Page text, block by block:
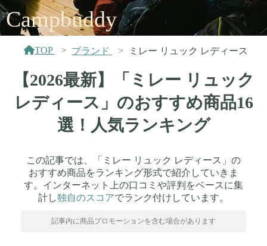
Campbuddy
TOP ブランド ミレー リュック レディース
【2026最新】「ミレー リュック
レディース」のおすすめ商品16
選！人気ランキング
この記事では、「ミレー リュック レディース」の
おすすめ商品をランキング形式で紹介していきま
す。インターネット上の口コミや評判をベースに集
計し独自のスコアでランク付けしています。
記事内に商品プロモーションを含む場合があります